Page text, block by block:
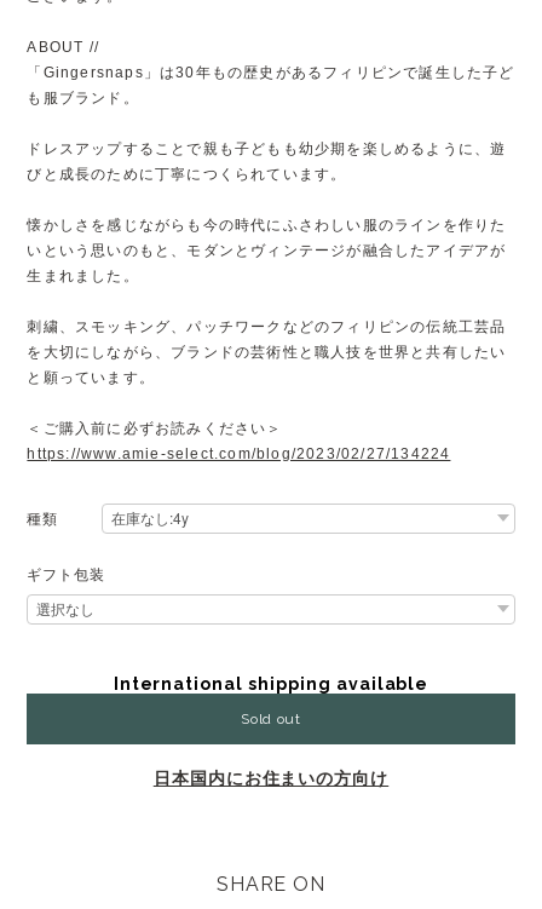
ABOUT //
「Gingersnaps」は30年もの歴史があるフィリピンで誕生した子ど
も服ブランド。
ドレスアップすることで親も子どもも幼少期を楽しめるように、遊
びと成長のために丁寧につくられています。
懐かしさを感じながらも今の時代にふさわしい服のラインを作りた
いという思いのもと、モダンとヴィンテージが融合したアイデアが
生まれました。
刺繍、スモッキング、パッチワークなどのフィリピンの伝統工芸品
を大切にしながら、ブランドの芸術性と職人技を世界と共有したい
と願っています。
＜ご購入前に必ずお読みください＞
https://www.amie-select.com/blog/2023/02/27/134224
種類
ギフト包装
International shipping available
Sold out
日本国内にお住まいの方向け
SHARE ON